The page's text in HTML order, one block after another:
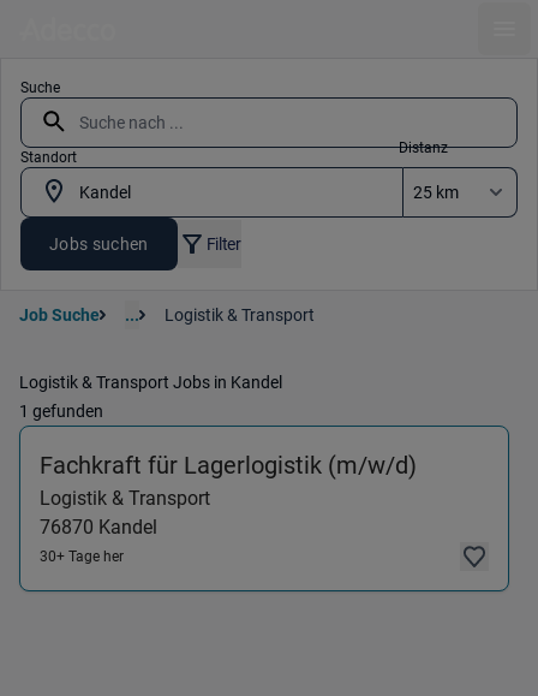
Suche
Standort
Distanz
Jobs suchen Filter
Job Suche ... Logistik & Transport
Logistik & Transport Jobs in Kandel
1 gefunden
Fachkraft für Lagerlogistik (m/w/d)
Logistik & Transport
76870 Kandel
30+ Tage her